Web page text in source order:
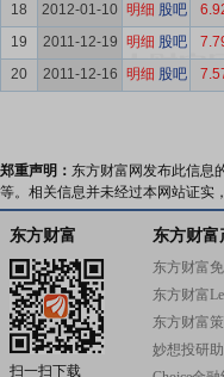
18
2012-01-10 明细 股吧
19
2011-12-19 明细 股吧
20
2011-12-16 明细 股吧
郑重声明： 东方财富网发布此信息
等。相关信息并未经过本网站证实